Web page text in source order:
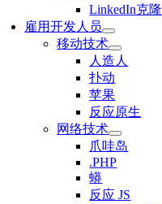
LinkedIn克隆
雇用开发人员
移动技术
人造人
扑动
苹果
反应原生
网络技术
爪哇岛
.PHP
蟒
反应 JS